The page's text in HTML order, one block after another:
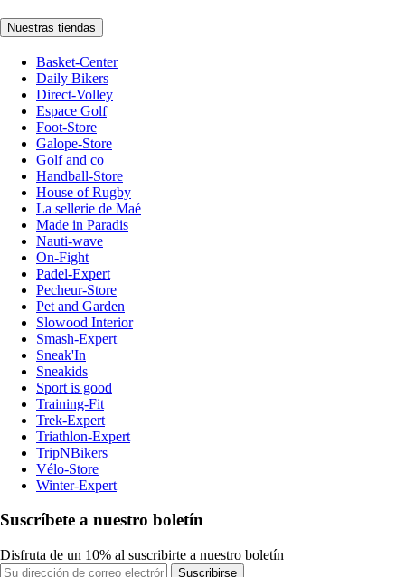
Nuestras tiendas
Basket-Center
Daily Bikers
Direct-Volley
Espace Golf
Foot-Store
Galope-Store
Golf and co
Handball-Store
House of Rugby
La sellerie de Maé
Made in Paradis
Nauti-wave
On-Fight
Padel-Expert
Pecheur-Store
Pet and Garden
Slowood Interior
Smash-Expert
Sneak'In
Sneakids
Sport is good
Training-Fit
Trek-Expert
Triathlon-Expert
TripNBikers
Vélo-Store
Winter-Expert
Suscríbete a nuestro boletín
Disfruta de un 10% al suscribirte a nuestro boletín
Suscribirse